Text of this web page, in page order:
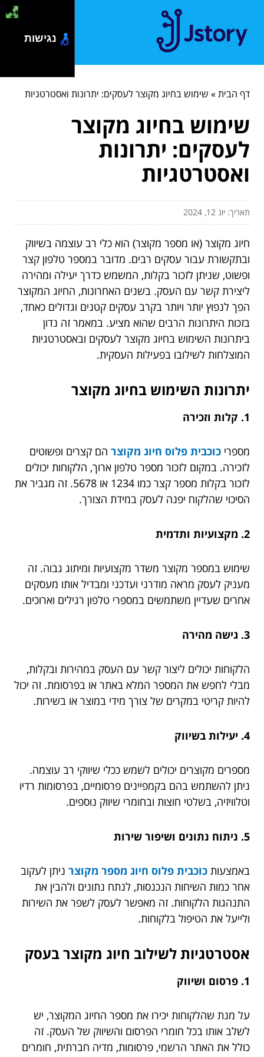
דף הבית» שימוש בחיוג מקוצר לעסקים: יתרונות ואסטרטגיות
שימוש בחיוג מקוצר
לעסקים: יתרונות
ואסטרטגיות
תאריך: יונ 12, 2024
חיוג מקוצר (או מספר מקוצר) הוא כלי רב עוצמה בשיווק
ובתקשורת עבור עסקים רבים. מדובר במספר טלפון קצר
ופשוט, שניתן לזכור בקלות, המשמש כדרך יעילה ומהירה
ליצירת קשר עם העסק. בשנים האחרונות, החיוג המקוצר
הפך לנפוץ יותר ויותר בקרב עסקים קטנים וגדולים כאחד,
בזכות היתרונות הרבים שהוא מציע. במאמר זה נדון
ביתרונות השימוש בחיוג מקוצר לעסקים ובאסטרטגיות
המוצלחות לשילובו בפעילות העסקית.
יתרונות השימוש בחיוג מקוצר
1. קלות וזכירה
מספרי כוכבית פלוס חיוג מקוצר הם קצרים ופשוטים
לזכירה. במקום לזכור מספר טלפון ארוך, הלקוחות יכולים
לזכור בקלות מספר קצר כמו 1234 או 5678. זה מגביר את
הסיכוי שהלקוח יפנה לעסק במידת הצורך.
2. מקצועיות ותדמית
שימוש במספר מקוצר משדר מקצועיות ומיתוג גבוה. זה
מעניק לעסק מראה מודרני ועדכני ומבדיל אותו מעסקים
אחרים שעדיין משתמשים במספרי טלפון רגילים וארוכים.
3. גישה מהירה
הלקוחות יכולים ליצור קשר עם העסק במהירות ובקלות,
מבלי לחפש את המספר המלא באתר או בפרסומת. זה יכול
להיות קריטי במקרים של צורך מידי במוצר או בשירות.
4. יעילות בשיווק
מספרים מקוצרים יכולים לשמש ככלי שיווקי רב עוצמה.
ניתן להשתמש בהם בקמפיינים פרסומיים, בפרסומות רדיו
וטלוויזיה, בשלטי חוצות ובחומרי שיווק נוספים.
5. ניתוח נתונים ושיפור שירות
באמצעות כוכבית פלוס חיוג מספר מקוצר ניתן לעקוב
אחר כמות השיחות הנכנסות, לנתח נתונים ולהבין את
התנהגות הלקוחות. זה מאפשר לעסק לשפר את השירות
ולייעל את הטיפול בלקוחות.
אסטרטגיות לשילוב חיוג מקוצר בעסק
1. פרסום ושיווק
על מנת שהלקוחות יכירו את מספר החיוג המקוצר, יש
לשלב אותו בכל חומרי הפרסום והשיווק של העסק. זה
כולל את האתר הרשמי, פרסומות, מדיה חברתית, חומרים
נגישות